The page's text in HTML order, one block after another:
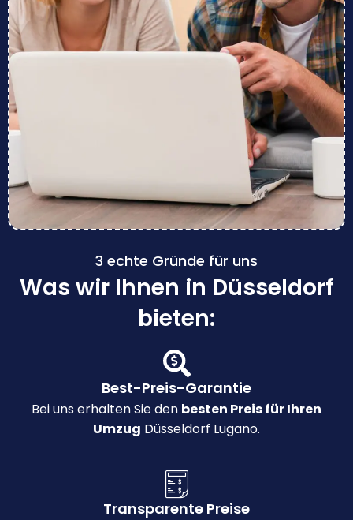
3 echte Gründe für uns
Was wir Ihnen in Düsseldorf
bieten:
Best-Preis-Garantie
Bei uns erhalten Sie den besten Preis für Ihren
Umzug Düsseldorf Lugano.
Transparente Preise